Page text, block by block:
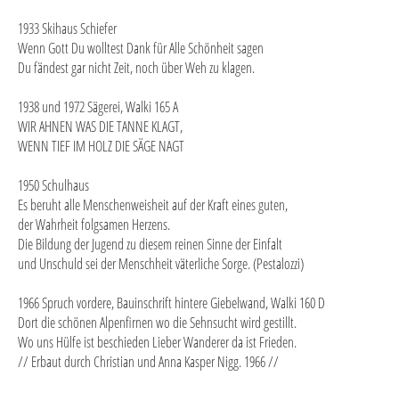
1933 Skihaus Schiefer
Wenn Gott Du wolltest Dank für Alle Schönheit sagen
Du fändest gar nicht Zeit, noch über Weh zu klagen.
1938 und 1972 Sägerei, Walki 165 A
WIR AHNEN WAS DIE TANNE KLAGT,
WENN TIEF IM HOLZ DIE SÄGE NAGT
1950 Schulhaus
Es beruht alle Menschenweisheit auf der Kraft eines guten,
der Wahrheit folgsamen Herzens.
Die Bildung der Jugend zu diesem reinen Sinne der Einfalt
und Unschuld sei der Menschheit väterliche Sorge. (Pestalozzi)
1966 Spruch vordere, Bauinschrift hintere Giebelwand, Walki 160 D
Dort die schönen Alpenfirnen wo die Sehnsucht wird gestillt.
Wo uns Hülfe ist beschieden Lieber Wanderer da ist Frieden.
// Erbaut durch Christian und Anna Kasper Nigg. 1966 //